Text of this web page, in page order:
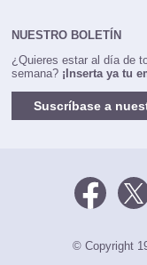
NUESTRO BOLETÍN
¿Quieres estar al día de
semana? ¡Inserta ya tu
Suscríbase a
© Copyright